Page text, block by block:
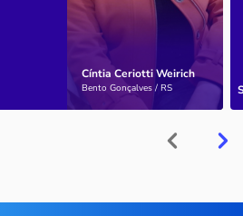
Cíntia Ceriotti Weirich
Bento Gonçalves / RS